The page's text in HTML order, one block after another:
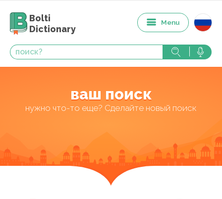
Bolti
Dictionary
Menu
ваш поиск
нужно что-то еще? Сделайте новый поиск